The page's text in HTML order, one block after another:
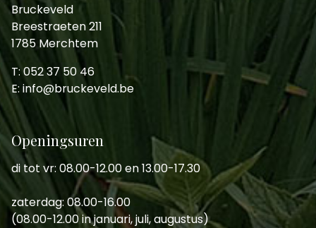
Bruckeveld
Breestraeten 211
1785 Merchtem
T: 052 37 50 46
E: info@bruckeveld.be
Openingsuren
di tot vr: 08.00-12.00 en 13.00-17.30
zaterdag: 08.00-16.00
(08.00-12.00 in januari, juli, augustus)